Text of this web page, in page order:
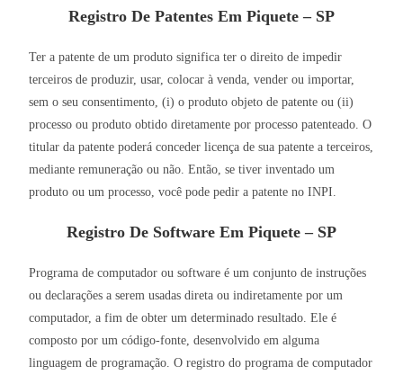
Registro De Patentes Em Piquete – SP
Ter a patente de um produto significa ter o direito de impedir
terceiros de produzir, usar, colocar à venda, vender ou importar,
sem o seu consentimento, (i) o produto objeto de patente ou (ii)
processo ou produto obtido diretamente por processo patenteado. O
titular da patente poderá conceder licença de sua patente a terceiros,
mediante remuneração ou não. Então, se tiver inventado um
produto ou um processo, você pode pedir a patente no INPI.
Registro De Software Em Piquete – SP
Programa de computador ou software é um conjunto de instruções
ou declarações a serem usadas direta ou indiretamente por um
computador, a fim de obter um determinado resultado. Ele é
composto por um código-fonte, desenvolvido em alguma
linguagem de programação. O registro do programa de computador